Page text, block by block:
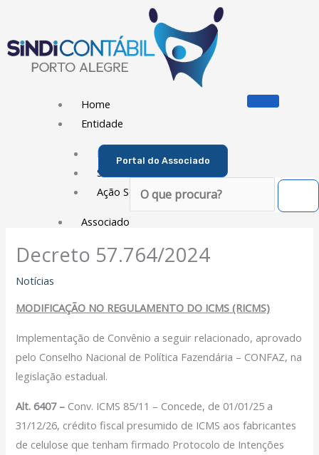
conteúdo
Home
Entidade
Diretoria
Sede Social
Ação Social
Associado
Porque ser um Associado
Dissídios e Convenções de Trabalho
Serviços
Assessoria Juridica
Convênios
Vagas/Oportunidades
Portal do Associado
Pesquisar
Decreto 57.764/2024
Notícias
MODIFICAÇÃO NO REGULAMENTO DO ICMS (RICMS)
Implementação de Convênio a seguir relacionado, aprovado
pelo Conselho Nacional de Política Fazendária – CONFAZ, na
legislação estadual.
Alt. 6407 – Conv. ICMS 85/11 – Concede, de 01/01/25 a
31/12/26, crédito fiscal presumido de ICMS aos fabricantes
de celulose que tenham firmado Protocolo de Intenções